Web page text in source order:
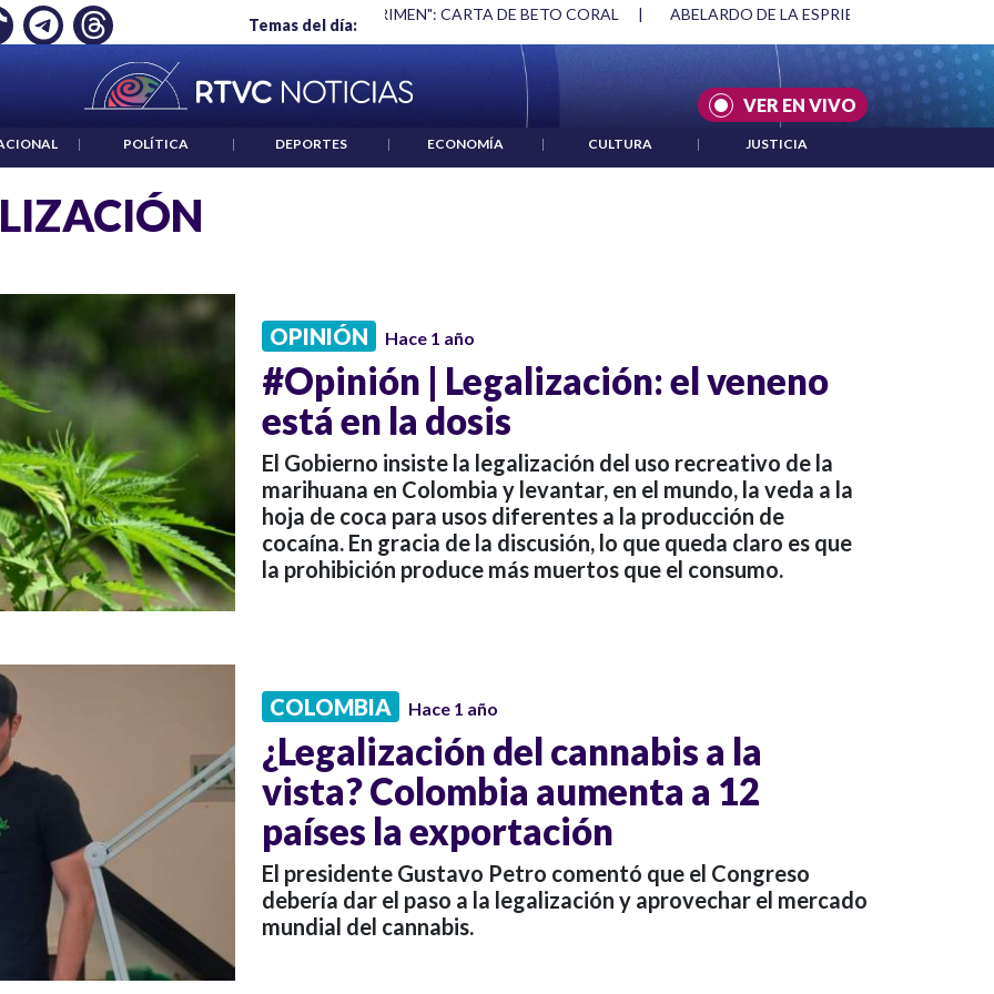
Temas del día:
EMPLEO: JP MORGAN "HABLAR NO ES UN CRIMEN": CARTA DE BETO CORAL | ABELARDO DE LA ESPRIELLA Y DMG
VER EN VIVO
| POLÍTICA | DEPORTES | ECONOMÍA | CULTURA | JUSTICIA
OPINIÓN Hace 1 año
#Opinión | Legalización: el veneno
está en la dosis
El Gobierno insiste la legalización del uso recreativo de la
marihuana en Colombia y levantar, en el mundo, la veda a la
hoja de coca para usos diferentes a la producción de
cocaína. En gracia de la discusión, lo que queda claro es que
la prohibición produce más muertos que el consumo.
COLOMBIA Hace 1 año
¿Legalización del cannabis a la
vista? Colombia aumenta a 12
países la exportación
El presidente Gustavo Petro comentó que el Congreso
debería dar el paso a la legalización y aprovechar el mercado
mundial del cannabis.